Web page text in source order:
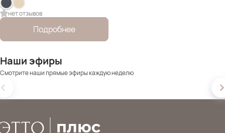
нет отзывов
Подробнее
Наши эфиры
Смотрите наши прямые эфиры каждую неделю